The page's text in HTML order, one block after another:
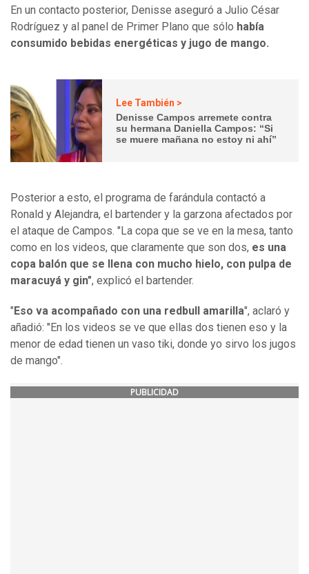
En un contacto posterior, Denisse aseguró a Julio César
Rodríguez y al panel de Primer Plano que sólo había
consumido bebidas energéticas y jugo de mango.
Lee También >
Denisse Campos arremete contra
su hermana Daniella Campos: “Si
se muere mañana no estoy ni ahí”
Posterior a esto, el programa de farándula contactó a
Ronald y Alejandra, el bartender y la garzona afectados por
el ataque de Campos. "La copa que se ve en la mesa, tanto
como en los videos, que claramente que son dos, es una
copa balón que se llena con mucho hielo, con pulpa de
maracuyá y gin", explicó el bartender.
" Eso va acompañado con una redbull amarilla", aclaró y
añadió: "En los videos se ve que ellas dos tienen eso y la
menor de edad tienen un vaso tiki, donde yo sirvo los jugos
de mango".
PUBLICIDAD